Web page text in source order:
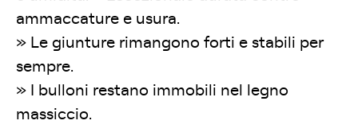
ammaccature e usura.
» Le giunture rimangono forti e stabili per
sempre.
» I bulloni restano immobili nel legno
massiccio.